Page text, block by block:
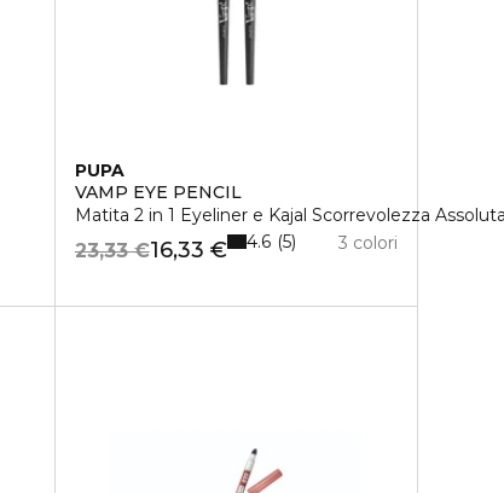
PUPA
VAMP EYE PENCIL
Matita 2 in 1 Eyeliner e Kajal Scorrevolezza
16,33 €
23,33 € 3 colori
4.6 5